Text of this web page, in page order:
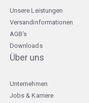
Unsere Leistungen
Versandinformationen
AGB's
Downloads
Über uns
Unternehmen
Jobs & Karriere